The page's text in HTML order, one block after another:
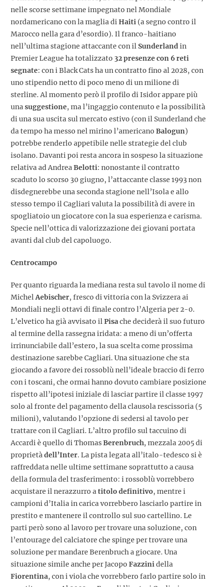
nelle scorse settimane impegnato nel Mondiale
nordamericano con la maglia diHaiti (a segno contro il
Marocco nella gara d’esordio). Il franco-haitiano
nell’ultima stagione attaccante con ilSunderlandin
Premier League ha totalizzato 32 presenze con 6 reti
segnate: con i Black Cats ha un contratto fino al 2028, con
uno stipendio netto di poco meno di un milione di
sterline. Al momento però il profilo di Isidor appare più
unasuggestione, ma l’ingaggio contenuto e la possibilità
di una sua uscita sul mercato estivo (con il Sunderland che
da tempo ha messo nel mirino l’americano Balogun)
potrebbe renderlo appetibile nelle strategie del club
isolano. Davanti poi resta ancora in sospeso la situazione
relativa ad AndreaBelotti: nonostante il contratto
scaduto lo scorso 30 giugno, l’attaccante classe 1993 non
disdegnerebbe una seconda stagione nell’Isola e allo
stesso tempo il Cagliari valuta la possibilità di avere in
spogliatoio un giocatore con la sua esperienza e carisma.
Specie nell’ottica di valorizzazione dei giovani portata
avanti dal club del capoluogo.
Centrocampo
Per quanto riguarda la mediana resta sul tavolo il nome di
MichelAebischer, fresco di vittoria con la Svizzera ai
Mondiali negli ottavi di finale contro l’Algeria per 2-0.
L’elvetico ha già avvisato ilPisache deciderà il suo futuro
al termine della rassegna iridata: a meno di un’offerta
irrinunciabile dall’estero, la sua scelta come prossima
destinazione sarebbe Cagliari. Una situazione che sta
giocando a favore dei rossoblù nell’ideale braccio di ferro
con i toscani, che ormai hanno dovuto cambiare posizione
rispetto all’ipotesi iniziale di lasciar partire il classe 1997
solo al fronte del pagamento della clausola rescissoria (5
milioni), valutando l’opzione di sedersi al tavolo per
trattare con il Cagliari. L’altro profilo sul taccuino di
Accardi è quello di ThomasBerenbruch, mezzala 2005 di
proprietàdell’Inter. La pista legata all’italo-tedesco si è
raffreddata nelle ultime settimane soprattutto a causa
della formula del trasferimento: i rossoblù vorrebbero
acquistare il nerazzurro atitolo definitivo, mentre i
campioni d’Italia in carica vorrebbero lasciarlo partire in
prestito e mantenere il controllo sul suo cartellino. Le
parti però sono al lavoro per trovare una soluzione, con
l’entourage del calciatore che spinge per trovare una
soluzione per mandare Berenbruch a giocare. Una
situazione simile anche per Jacopo Fazzinidella
Fiorentina, con i viola che vorrebbero farlo partire solo in